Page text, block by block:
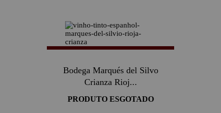
Bodega Marqués del Silvo
Crianza Rioj...
PRODUTO ESGOTADO